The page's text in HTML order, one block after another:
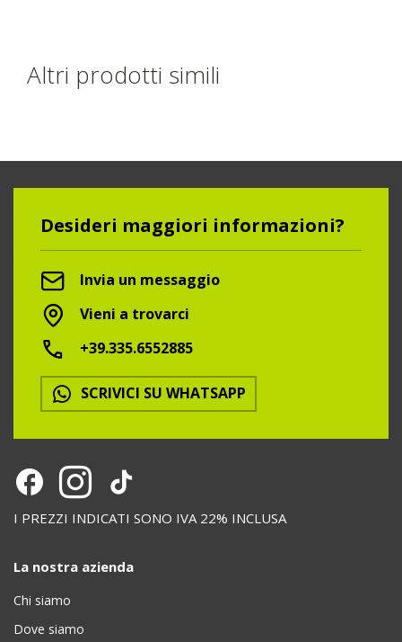
Altri prodotti simili
Desideri maggiori informazioni?
Invia un messaggio
Vieni a trovarci
+39.335.6552885
SCRIVICI SU WHATSAPP
I PREZZI INDICATI SONO IVA 22% INCLUSA
La nostra azienda
Chi siamo
Dove siamo